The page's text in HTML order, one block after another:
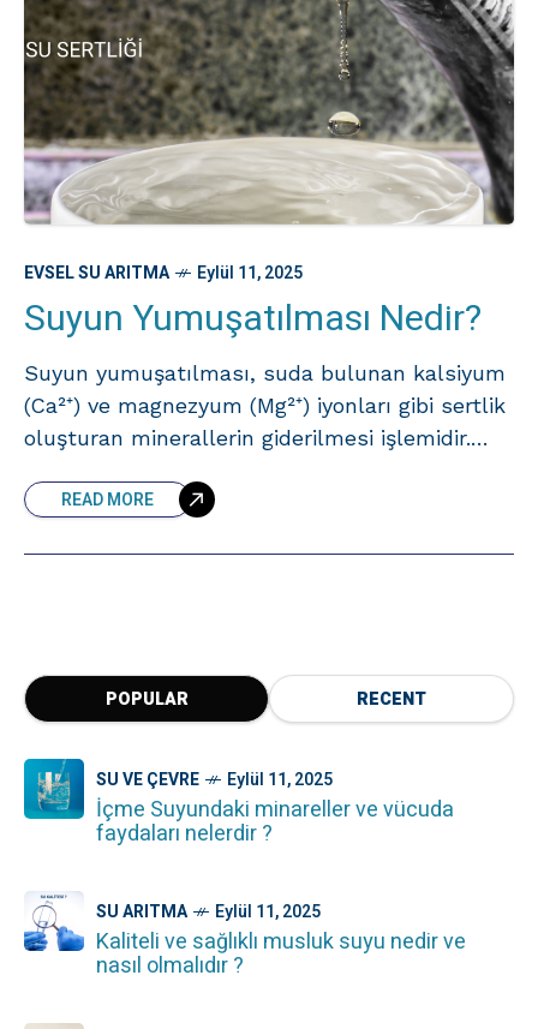
EVSEL SU ARITMA Eylül 11, 2025
Suyun Yumuşatılması Nedir?
Suyun yumuşatılması, suda bulunan kalsiyum
(Ca²⁺) ve magnezyum (Mg²⁺) iyonları gibi sertlik
oluşturan minerallerin giderilmesi işlemidir.
yapılan bu işlem, suyun içindeki mineralleri
READ MORE
POPULAR RECENT
SU VE ÇEVRE Eylül 11, 2025
İçme Suyundaki minareller ve vücuda
faydaları nelerdir ?
SU ARITMA Eylül 11, 2025
Kaliteli ve sağlıklı musluk suyu nedir ve
nasıl olmalıdır ?